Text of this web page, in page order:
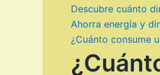
Descubre cuánto
Ahorra energía y
¿Cuánto consume